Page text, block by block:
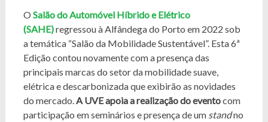
O Salão do Automóvel Híbrido e Elétrico
(SAHE)regressou à Alfândega do Porto em 2022 sob
a temática “Salão da Mobilidade Sustentável”. Esta 6ª
Edição contou novamente com a presença das
principais marcas do setor da mobilidade suave,
elétrica e descarbonizada que exibirão as novidades
do mercado.A UVE apoia a realização do eventocom
participação em seminários e presença de um standno